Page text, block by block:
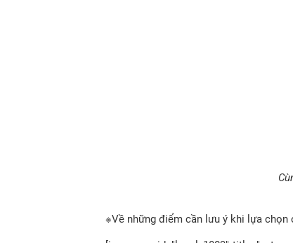
※Về những điểm cần lưu ý khi lựa